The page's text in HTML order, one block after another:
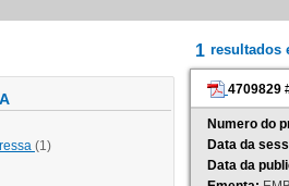
(1)
1 resultados
4709829
Numero do
Data da
Data da